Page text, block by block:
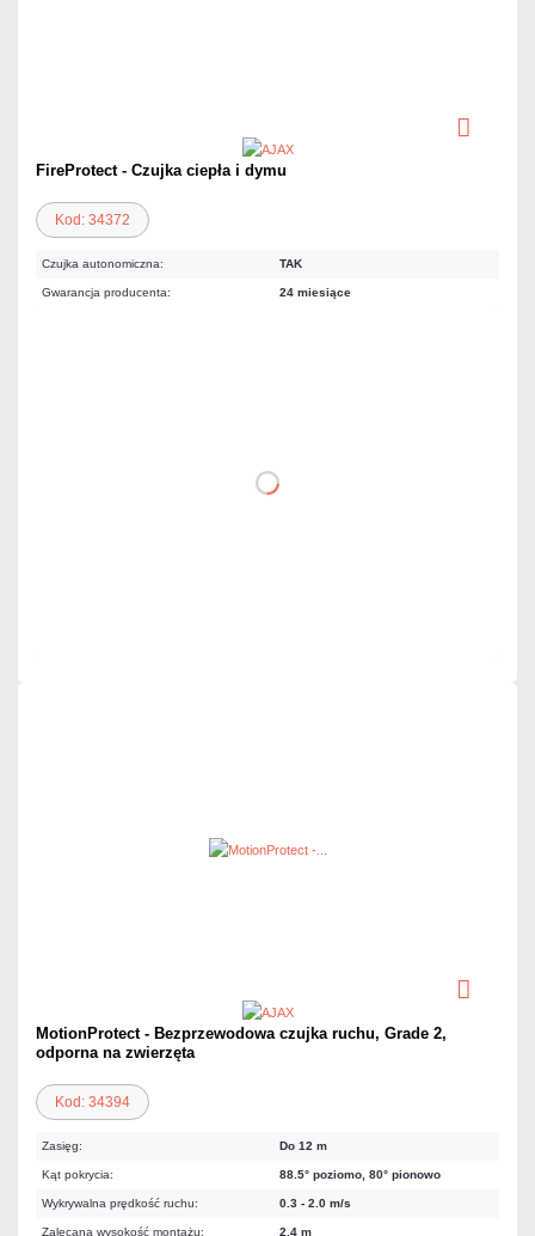
FireProtect - Czujka ciepła i dymu
Kod: 34372
Czujka autonomiczna: TAK
Gwarancja producenta: 24 miesiące
DO KOSZYKA
MotionProtect - Bezprzewodowa czujka ruchu, Grade 2,
odporna na zwierzęta
Kod: 34394
Zasięg: Do 12 m
Kąt pokrycia: 88.5° poziomo, 80° pionowo
Wykrywalna prędkość ruchu: 0.3 - 2.0 m/s
Zalecana wysokość montażu: 2.4 m